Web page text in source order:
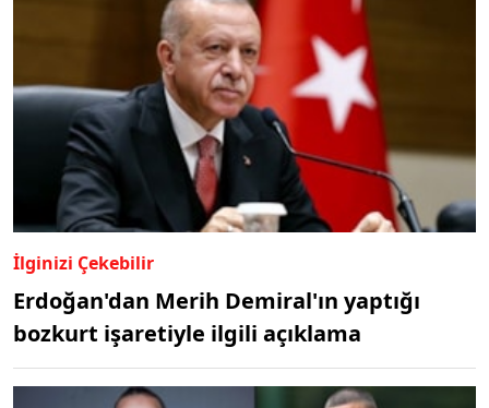
İlginizi Çekebilir
Erdoğan'dan Merih Demiral'ın yaptığı
bozkurt işaretiyle ilgili açıklama